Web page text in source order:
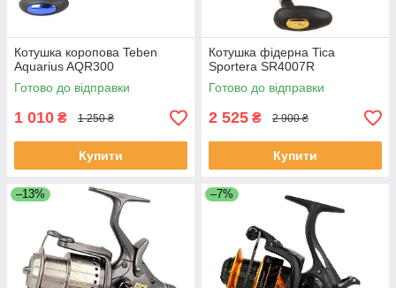
Котушка коропова Teben
Aquarius AQR300
Готово до відправки
1 010 ₴ 1 250 ₴
Купити
Котушка фідерна Tica
Sportera SR4007R
Готово до відправки
2 525 ₴ 2 900 ₴
Купити
–13% –7%